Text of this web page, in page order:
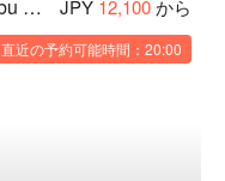
Yakiniku Nikudarake | Nishi-Azabu Wagyu Yakiniku | Tokyo Gourmet Recommendation JPY 12,100から
直近の予約可能時間：20:00